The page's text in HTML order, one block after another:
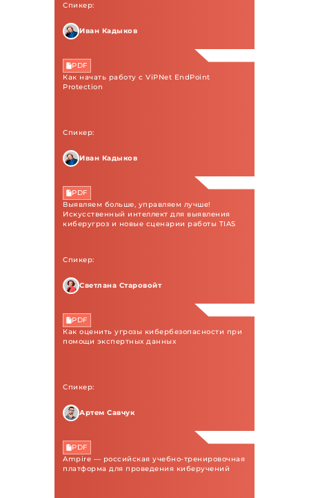
Спикер:
Иван Кадыков
PDF
Как начать работу с ViPNet EndPoint
Protection
Спикер:
Иван Кадыков
PDF
Выявляем больше, управляем лучше!
Искусственный интеллект для выявления
киберугроз и новые сценарии работы TIAS
Спикер:
Светлана Старовойт
PDF
Как оценить угрозы кибербезопасности при
помощи экспертных данных
Спикер:
Артем Савчук
PDF
Ampire — российская учебно-тренировочная
платформа для проведения киберучений